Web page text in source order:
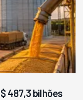
487,3 bilhões